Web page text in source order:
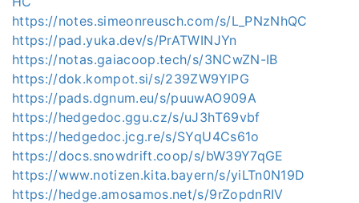
https://notes.simeonreusch.com/s/L_PNzNhQC
https://pad.yuka.dev/s/PrATWINJYn
https://notas.gaiacoop.tech/s/3NCwZN-IB
https://dok.kompot.si/s/239ZW9YlPG
https://pads.dgnum.eu/s/puuwAO909A
https://hedgedoc.ggu.cz/s/uJ3hT69vbf
https://hedgedoc.jcg.re/s/SYqU4Cs61o
https://docs.snowdrift.coop/s/bW39Y7qGE
https://www.notizen.kita.bayern/s/yiLTn0N19D
https://hedge.amosamos.net/s/9rZopdnRIV